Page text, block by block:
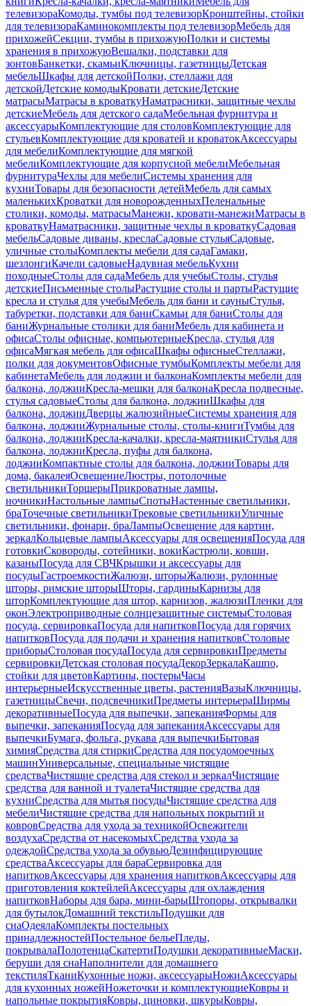
телевизораКомоды, тумбы под телевизорКронштейны, стойки
для телевизораКаминокомплекты под телевизорМебель для
прихожейСекции, тумбы в прихожуюПолки и системы
хранения в прихожуюВешалки, подставки для
зонтовБанкетки, скамьиКлючницы, газетницыДетская
мебельШкафы для детскойПолки, стеллажи для
детскойДетские комодыКровати детскиеДетские
матрасыМатрасы в кроваткуНаматрасники, защитные чехлы
детскиеМебель для детского садаМебельная фурнитура и
аксессуарыКомплектующие для столовКомплектующие для
стульевКомплектующие для кроватей и кроватокАксессуары
для мебелиКомплектующие для мягкой
мебелиКомплектующие для корпусной мебелиМебельная
фурнитураЧехлы для мебелиСистемы хранения для
кухниТовары для безопасности детейМебель для самых
маленькихКроватки для новорожденныхПеленальные
столики, комоды, матрасыМанежи, кровати-манежиМатрасы в
кроваткуНаматрасники, защитные чехлы в кроваткуСадовая
мебельСадовые диваны, креслаСадовые стульяСадовые,
уличные столыКомплекты мебели для садаГамаки,
шезлонгиКачели садовыеНадувная мебельКухни
походныеСтолы для садаМебель для учебыСтолы, стулья
детскиеПисьменные столыРастущие столы и партыРастущие
кресла и стулья для учебыМебель для бани и сауныСтулья,
табуретки, подставки для баниСкамьи для баниСтолы для
баниЖурнальные столики для баниМебель для кабинета и
офисаСтолы офисные, компьютерныеКресла, стулья для
офисаМягкая мебель для офисаШкафы офисныеСтеллажи,
полки для документовОфисные тумбыКомплекты мебели для
кабинетаМебель для лоджии и балконаКомплекты мебели для
балкона, лоджииКресла-мешки для балконаКресла подвесные,
стулья садовыеСтолы для балкона, лоджииШкафы для
балкона, лоджииДверцы жалюзийныеСистемы хранения для
балкона, лоджииЖурнальные столы, столы-книгиТумбы для
балкона, лоджииКресла-качалки, кресла-маятникиСтулья для
балкона, лоджииКресла, пуфы для балкона,
лоджииКомпактные столы для балкона, лоджииТовары для
дома, бакалеяОсвещениеЛюстры, потолочные
светильникиТоршерыПрикроватные лампы,
ночникиНастольные лампыСпотыНастенные светильники,
браТочечные светильникиТрековые светильникиУличные
светильники, фонари, браЛампыОсвещение для картин,
зеркалКольцевые лампыАксессуары для освещенияПосуда для
готовкиСковороды, сотейники, вокиКастрюли, ковши,
казаныПосуда для СВЧКрышки и аксессуары для
посудыГастроемкостиЖалюзи, шторыЖалюзи, рулонные
шторы, римские шторыШторы, гардиныКарнизы для
шторКомплектующие для штор, карнизов, жалюзиПленки для
оконЭлектроприводные солнцезащитные системыСтоловая
посуда, сервировкаПосуда для напитковПосуда для горячих
напитковПосуда для подачи и хранения напитковСтоловые
приборыСтоловая посудаПосуда для сервировкиПредметы
сервировкиДетская столовая посудаДекорЗеркалаКашпо,
стойки для цветовКартины, постерыЧасы
интерьерныеИскусственные цветы, растенияВазыКлючницы,
газетницыСвечи, подсвечникиПредметы интерьераШирмы
декоративныеПосуда для выпечки, запеканияФормы для
выпечки, запеканияПосуда для запеканияАксессуары для
выпечкиБумага, фольга, рукава для выпечкиБытовая
химияСредства для стиркиСредства для посудомоечных
машинУниверсальные, специальные чистящие
средстваЧистящие средства для стекол и зеркалЧистящие
средства для ванной и туалетаЧистящие средства для
кухниСредства для мытья посудыЧистящие средства для
мебелиЧистящие средства для напольных покрытий и
ковровСредства для ухода за техникойОсвежители
воздухаСредства от насекомыхСредства ухода за
одеждойСредства ухода за обувьюДезинфицирующие
средстваАксессуары для бараСервировка для
напитковАксессуары для хранения напитковАксессуары для
приготовления коктейлейАксессуары для охлаждения
напитковНаборы для бара, мини-барыШтопоры, открывалки
для бутылокДомашний текстильПодушки для
снаОдеялаКомплекты постельных
принадлежностейПостельное бельеПледы,
покрывалаПолотенцаСкатертиПодушки декоративныеМаски,
беруши для снаНаполнители для домашнего
текстиляТканиКухонные ножи, аксессуарыНожиАксессуары
для кухонных ножейНожеточки и комплектующиеКовры и
напольные покрытияКовры, циновки, шкурыКовры,